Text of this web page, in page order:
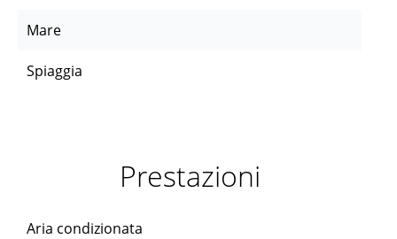
Mare
Spiaggia
Prestazioni
Aria condizionata